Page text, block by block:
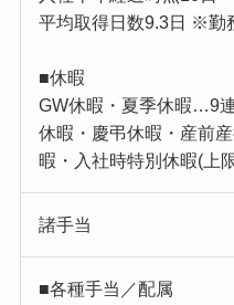
平均取得日数9.3日 ※勤
■休暇
GW休暇・夏季休暇…9
休暇・慶弔休暇・産前
暇・入社時特別休暇(上
諸手当
■各種手当／配属